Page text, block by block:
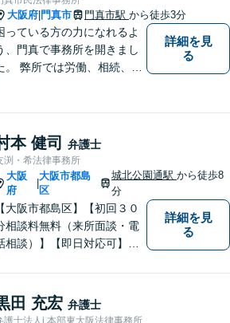
大阪府 門真市 門真市駅 から徒歩3分
っている方の力になれるよ
、門真で事務所を開きまし
。 弊所では労働、相続、離
。
詳細を見
る
本 健司 弁護士
渕・希法律事務所
大阪
府
|
大阪市都島
区
城北公園通駅から徒歩8
分
【大阪市都島区】【初回３０
相談料無料（来所面談・電
相談）】【即日対応可】
高倉町三丁目バス停徒歩１
】【当日・夜間・休日相談
】刑事事件/相続問題/離婚問
詳細を見
る
田 充宏 弁護士
護士法人i 本部東大阪法律事務所